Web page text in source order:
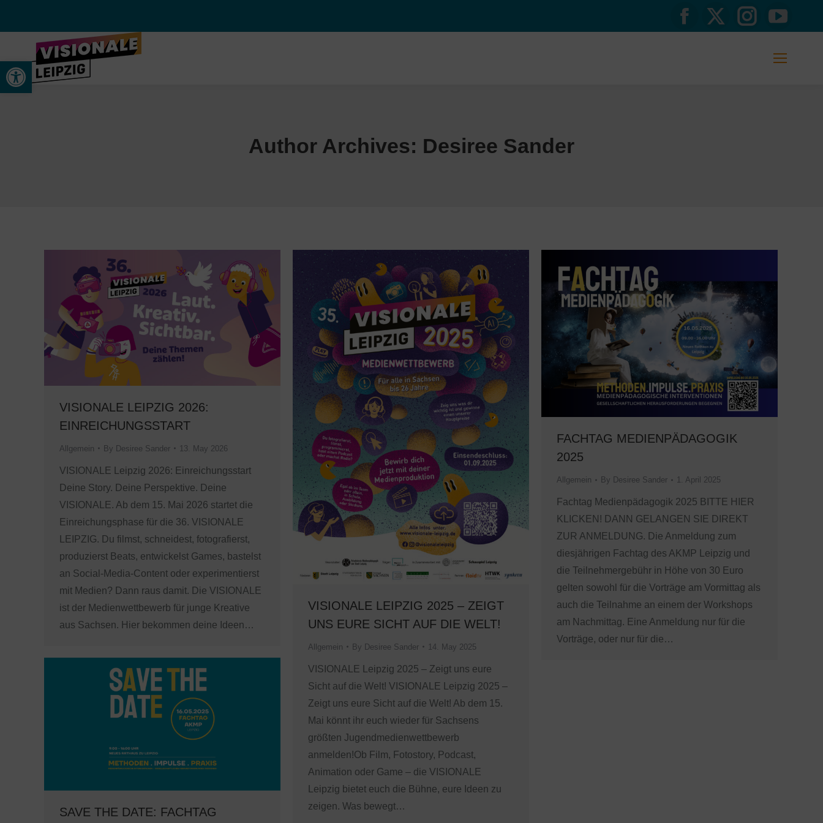
Open toolbar
Facebook Instagram
Author Archives: Desiree Sander
VISIONALE LEIPZIG 2026:
EINREICHUNGSSTART
Allgemein By Desiree Sander 13. May 2026
VISIONALE Leipzig 2026: Einreichungsstart
Deine Story. Deine Perspektive. Deine
VISIONALE. Ab dem 15. Mai 2026 startet die
Einreichungsphase für die 36. VISIONALE
LEIPZIG. Du filmst, schneidest, fotografierst,
produzierst Beats, entwickelst Games, bastelst
an Social-Media-Content oder experimentierst
mit Medien? Dann raus damit. Die VISIONALE
ist der Medienwettbewerb für junge Kreative
aus Sachsen. Hier bekommen deine Ideen…
VISIONALE LEIPZIG 2025 – ZEIGT
UNS EURE SICHT AUF DIE WELT!
Allgemein By Desiree Sander 14. May 2025
VISIONALE Leipzig 2025 – Zeigt uns eure
Sicht auf die Welt! VISIONALE Leipzig 2025 –
Zeigt uns eure Sicht auf die Welt! Ab dem 15.
Mai könnt ihr euch wieder für Sachsens
größten Jugendmedienwettbewerb
anmelden!Ob Film, Fotostory, Podcast,
Animation oder Game – die VISIONALE
Leipzig bietet euch die Bühne, eure Ideen zu
zeigen. Was bewegt…
FACHTAG MEDIENPÄDAGOGIK
2025
Allgemein By Desiree Sander 1. April 2025
Fachtag Medienpädagogik 2025 BITTE HIER
KLICKEN! DANN GELANGEN SIE DIREKT
ZUR ANMELDUNG. Die Anmeldung zum
diesjährigen Fachtag des AKMP Leipzig und
die Teilnehmergebühr in Höhe von 30 Euro
gelten sowohl für die Vorträge am Vormittag als
auch die Teilnahme an einem der Workshops
am Nachmittag. Eine Anmeldung nur für die
Vorträge, oder nur für die…
SAVE THE DATE: FACHTAG